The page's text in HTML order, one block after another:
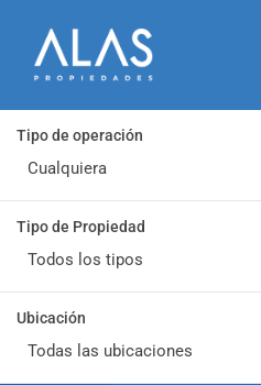
Tipo de operación
Cualquiera
Tipo de Propiedad
Todos los tipos
Ubicación
Todas las ubicaciones